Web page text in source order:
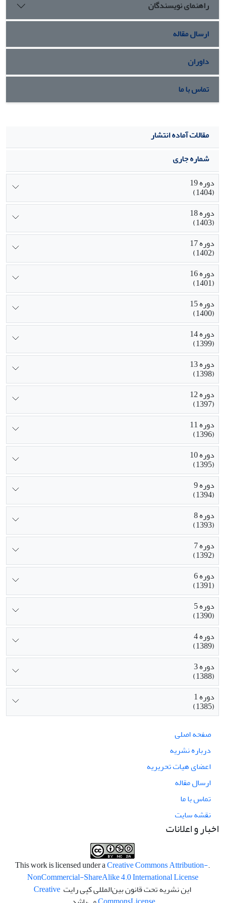
راهنمای نویسندگان
ارسال مقاله
داوران
تماس با ما
مقالات آماده انتشار
شماره جاری
دوره 19
(1404)
دوره 18
(1403)
دوره 17
(1402)
دوره 16
(1401)
دوره 15
(1400)
دوره 14
(1399)
دوره 13
(1398)
دوره 12
(1397)
دوره 11
(1396)
دوره 10
(1395)
دوره 9
(1394)
دوره 8
(1393)
دوره 7
(1392)
دوره 6
(1391)
دوره 5
(1390)
دوره 4
(1389)
دوره 3
(1388)
دوره 1
(1385)
صفحه اصلی
درباره نشریه
اعضای هیات تحریریه
ارسال مقاله
تماس با ما
نقشه سایت
اخبار و اعلانات
.This work is licensed under a
Creative Commons Attribution-
NonCommercial-ShareAlike 4.0 International License
این نشریه تحت قانون بین‌المللی کپی رایت Creative